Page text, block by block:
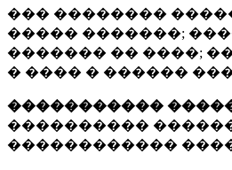
��� ��������
����� �������;
������� �� ����;
� ���� � ������
�����������
����������
������������